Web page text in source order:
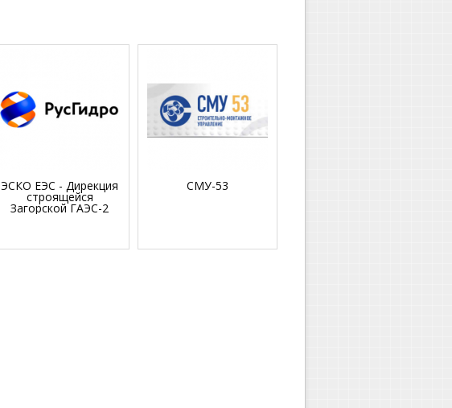
ЭСКО ЕЭС - Дирекция
строящейся
Загорской ГАЭС-2
СМУ-53